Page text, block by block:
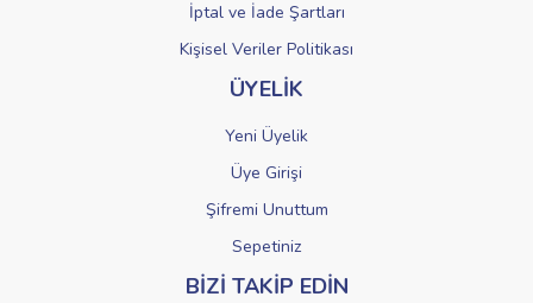
İptal ve İade Şartları
Kişisel Veriler Politikası
ÜYELİK
Yeni Üyelik
Üye Girişi
Şifremi Unuttum
Sepetiniz
BİZİ TAKİP EDİN